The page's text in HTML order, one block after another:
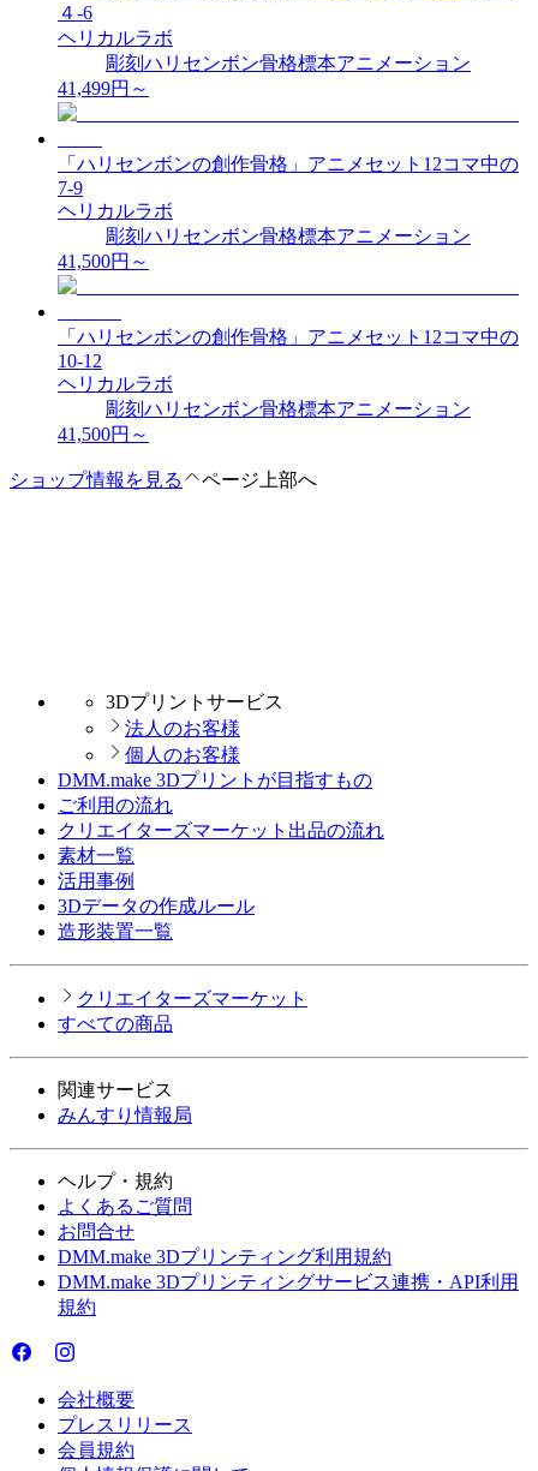
４-6
ヘリカルラボ
彫刻 ハリセンボン骨格標本アニメーション
41,499円～
「ハリセンボンの創作骨格」アニメセット12コマ中の
7-9
ヘリカルラボ
彫刻 ハリセンボン骨格標本アニメーション
41,500円～
「ハリセンボンの創作骨格」アニメセット12コマ中の
10-12
ヘリカルラボ
彫刻 ハリセンボン骨格標本アニメーション
41,500円～
ショップ情報を見る ページ上部へ
3Dプリントサービス
法人のお客様
個人のお客様
DMM.make 3Dプリントが目指すもの
ご利用の流れ
クリエイターズマーケット出品の流れ
素材一覧
活用事例
3Dデータの作成ルール
造形装置一覧
クリエイターズマーケット
すべての商品
関連サービス
みんすり情報局
ヘルプ・規約
よくあるご質問
お問合せ
DMM.make 3Dプリンティング利用規約
DMM.make 3Dプリンティングサービス連携・API利用
規約
会社概要
プレスリリース
会員規約